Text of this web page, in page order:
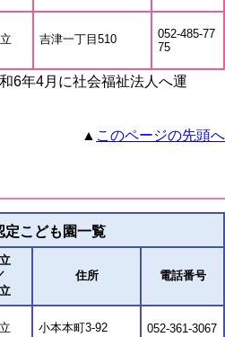
吉津一丁目510
052-485-77
75
年4月に社会福祉法人へ運
▲ このページの先頭へ
定こども園一覧
住所 電話番号
小本本町3-92 052-361-3067